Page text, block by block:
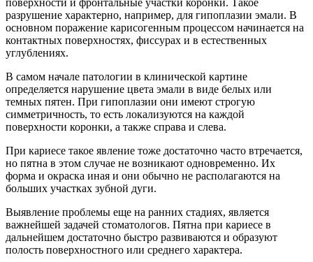
разрушение характерно, например, для гипоплазии эмали. В
основном поражение карисогенным процессом начинается на
контактных поверхностях, фиссурах и в естественных
углублениях.
В самом начале патологии в клинической картине
определяется нарушение цвета эмали в виде белых или
темных пятен. При гипоплазии они имеют строгую
симметричность, то есть локализуются на каждой
поверхности коронки, а также справа и слева.
При кариесе такое явление тоже достаточно часто втречается,
но пятна в этом случае не возникают одновременно. Их
форма и окраска иная и они обычно не располагаются на
больших участках зубной дуги.
Выявление проблемы еще на ранних стадиях, является
важнейшей задачей стоматологов. Пятна при кариесе в
дальнейшем достаточно быстро развиваются и образуют
полость поверхностного или среднего характера.